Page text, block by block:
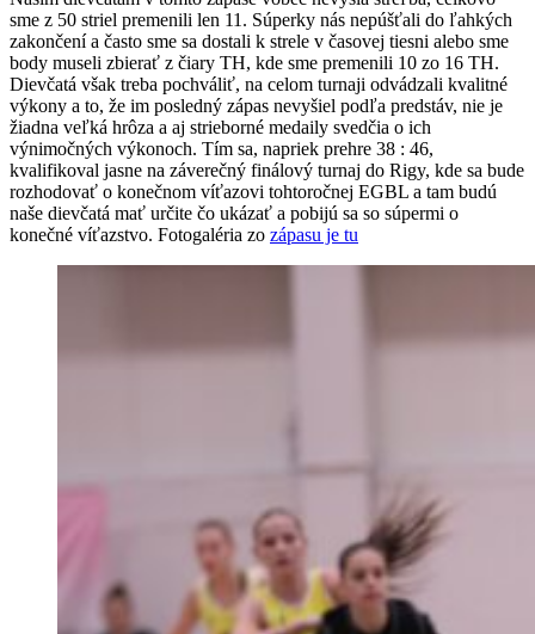
sme z 50 striel premenili len 11. Súperky nás nepúšťali do ľahkých
zakončení a často sme sa dostali k strele v časovej tiesni alebo sme
body museli zbierať z čiary TH, kde sme premenili 10 zo 16 TH.
Dievčatá však treba pochváliť, na celom turnaji odvádzali kvalitné
výkony a to, že im posledný zápas nevyšiel podľa predstáv, nie je
žiadna veľká hrôza a aj strieborné medaily svedčia o ich
výnimočných výkonoch. Tím sa, napriek prehre 38 : 46,
kvalifikoval jasne na záverečný finálový turnaj do Rigy, kde sa bude
rozhodovať o konečnom víťazovi tohtoročnej EGBL a tam budú
naše dievčatá mať určite čo ukázať a pobijú sa so súpermi o
konečné víťazstvo. Fotogaléria zo zápasu je tu